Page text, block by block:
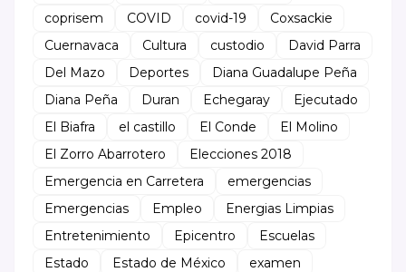
coprisem
COVID covid-19
Coxsackie
Cuernavaca
Cultura custodio
David Parra
Del Mazo
Deportes
Diana Guadalupe Peña
Diana Peña
Duran Echegaray
Ejecutado
El Biafra
el castillo El Conde
El Molino
El Zorro Abarrotero
Elecciones 2018
Emergencia en Carretera
emergencias
Emergencias
Empleo
Energias Limpias
Entretenimiento
Epicentro
Escuelas
Estado
Estado de México
examen